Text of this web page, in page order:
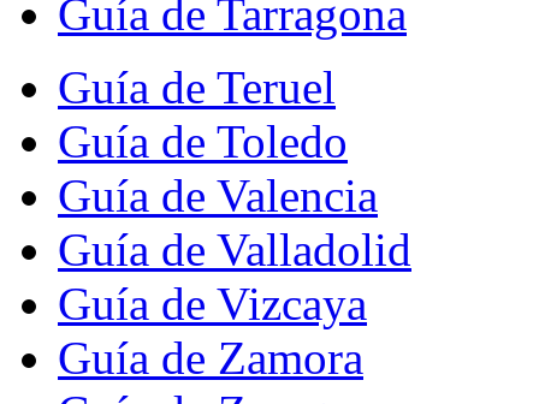
Guía de Tarragona
Guía de Teruel
Guía de Toledo
Guía de Valencia
Guía de Valladolid
Guía de Vizcaya
Guía de Zamora